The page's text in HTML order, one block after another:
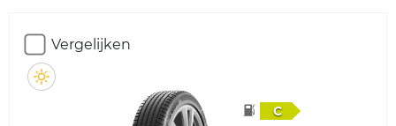
Vergelijken
C